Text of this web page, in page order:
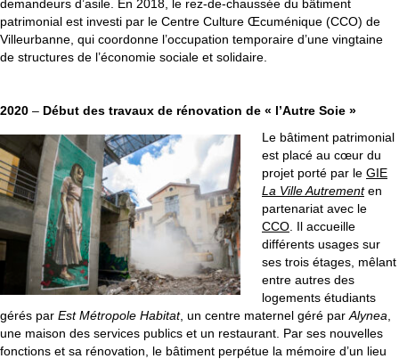
demandeurs d’asile. En 2018, le rez-de-chaussée du bâtiment
patrimonial est investi par le Centre Culture Œcuménique (CCO) de
Villeurbanne, qui coordonne l’occupation temporaire d’une vingtaine
de structures de l’économie sociale et solidaire.
2020 – Début des travaux de rénovation de « l’Autre Soie »
Le bâtiment patrimonial
est placé au cœur du
projet porté par le GIE
La Ville Autrementen
partenariat avec le
CCO . Il accueille
différents usages sur
ses trois étages, mêlant
entre autres des
logements étudiants
gérés par Est Métropole Habitat, un centre maternel géré par Alynea
une maison des services publics et un restaurant. Par ses nouvelles
fonctions et sa rénovation, le bâtiment perpétue la mémoire d’un lieu